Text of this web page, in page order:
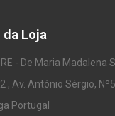
Loja
- De Maria Madalena
, Av. António Sérgio,
Portugal